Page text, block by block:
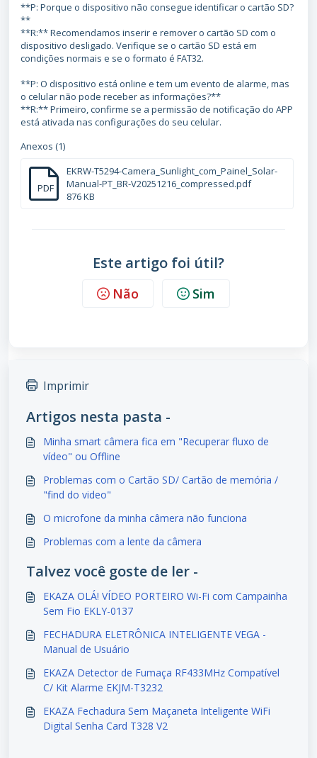
**P: Porque o dispositivo não consegue identificar o cartão SD?
**
**R:** Recomendamos inserir e remover o cartão SD com o
dispositivo desligado. Verifique se o cartão SD está em
condições normais e se o formato é FAT32.
**P: O dispositivo está online e tem um evento de alarme, mas
o celular não pode receber as informações?**
**R:** Primeiro, confirme se a permissão de notificação do APP
está ativada nas configurações do seu celular.
Anexos (1)
PDF
EKRW-T5294-Camera_Sunlight_com_Painel_Solar-
Manual-PT_BR-V20251216_compressed.pdf
876 KB
Este artigo foi útil?
Não Sim
Imprimir
Artigos nesta pasta -
Minha smart câmera fica em "Recuperar fluxo de
vídeo" ou Offline
Problemas com o Cartão SD/ Cartão de memória /
"find do video"
O microfone da minha câmera não funciona
Problemas com a lente da câmera
Talvez você goste de ler -
EKAZA OLÁ! VÍDEO PORTEIRO Wi-Fi com Campainha
Sem Fio EKLY-0137
FECHADURA ELETRÔNICA INTELIGENTE VEGA -
Manual de Usuário
EKAZA Detector de Fumaça RF433MHz Compatível
C/ Kit Alarme EKJM-T3232
EKAZA Fechadura Sem Maçaneta Inteligente WiFi
Digital Senha Card T328 V2